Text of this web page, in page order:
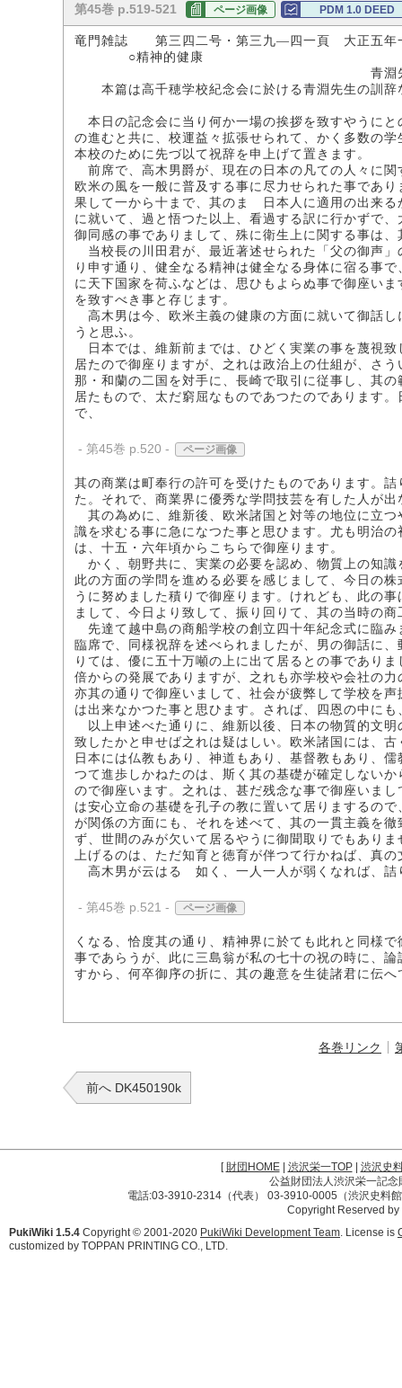
第45巻 p.519-521 ページ画像 PDM 1.0 DEED
竜門雑誌 第三四二号・第三九―四一頁 大正五年
○精神的健康
青淵先
本篇は高千穂学校紀念会に於ける青淵先生の訓辞
本日の記念会に当り何か一場の挨拶を致すやうに
の進むと共に、校運益々拡張せられて、かく多数の
本校のために先づ以て祝辞を申上げて置きます。
前席で、高木男爵が、現在の日本の凡ての人々に
欧米の風を一般に普及する事に尽力せられた事であ
果して一から十まで、其のまゝ日本人に適用の出来
に就いて、過と悟つた以上、看過する訳に行かずで
御同感の事でありまして、殊に衛生上に関する事は
当校長の川田君が、最近著述せられた「父の御声
り申す通り、健全なる精神は健全なる身体に宿る事
に天下国家を荷ふなどは、思ひもよらぬ事で御座い
を致すべき事と存じます。
高木男は今、欧米主義の健康の方面に就いて御話
うと思ふ。
日本では、維新前までは、ひどく実業の事を蔑視
居たので御座りますが、之れは政治上の仕組が、さ
那・和蘭の二国を対手に、長崎で取引に従事し、其
居たもので、太だ窮屈なものであつたのであります
で、
- 第45巻 p.520 - ページ画像
其の商業は町奉行の許可を受けたものであります。
た。それで、商業界に優秀な学問技芸を有した人が
其の為めに、維新後、欧米諸国と対等の地位に立
識を求むる事に急になつた事と思ひます。尤も明治
は、十五・六年頃からこちらで御座ります。
かく、朝野共に、実業の必要を認め、物質上の知
此の方面の学問を進める必要を感じまして、今日の
うに努めました積りで御座ります。けれども、此の
まして、今日より致して、振り回りて、其の当時の
先達て越中島の商船学校の創立四十年紀念式に臨
臨席で、同様祝辞を述べられましたが、男の御話に
りては、優に五十万噸の上に出て居るとの事であり
倍からの発展でありますが、之れも亦学校や会社の
亦其の通りで御座いまして、社会が疲弊して学校を
は出来なかつた事と思ひます。されば、四恩の中に
以上申述べた通りに、維新以後、日本の物質的文
致したかと申せば之れは疑はしい。欧米諸国には、
日本には仏教もあり、神道もあり、基督教もあり、
つて進歩しかねたのは、斯く其の基礎が確定しない
ので御座います。之れは、甚だ残念な事で御座いま
は安心立命の基礎を孔子の教に置いて居りまするの
が関係の方面にも、それを述べて、其の一貫主義を
ず、世間のみが欠いて居るやうに御聞取りでもあり
上げるのは、ただ知育と徳育が伴つて行かねば、真
高木男が云はるゝ如く、一人一人が弱くなれば、詰
- 第45巻 p.521 - ページ画像
くなる、恰度其の通り、精神界に於ても此れと同様
事であらうが、此に三島翁が私の七十の祝の時に、
すから、何卒御序の折に、其の趣意を生徒諸君に伝
各巻リンク
前へ DK450190k
[財団HOME| 渋沢栄一TOP| 渋沢史
公益財団法人渋沢栄一記
電話:03-3910-2314（代表） 03-3910-0005（渋沢史料
Copyright Reserved
PukiWiki 1.5.4 Copyright © 2001-2020 PukiWiki Development Team. License is
customized by TOPPAN PRINTING CO., LTD.